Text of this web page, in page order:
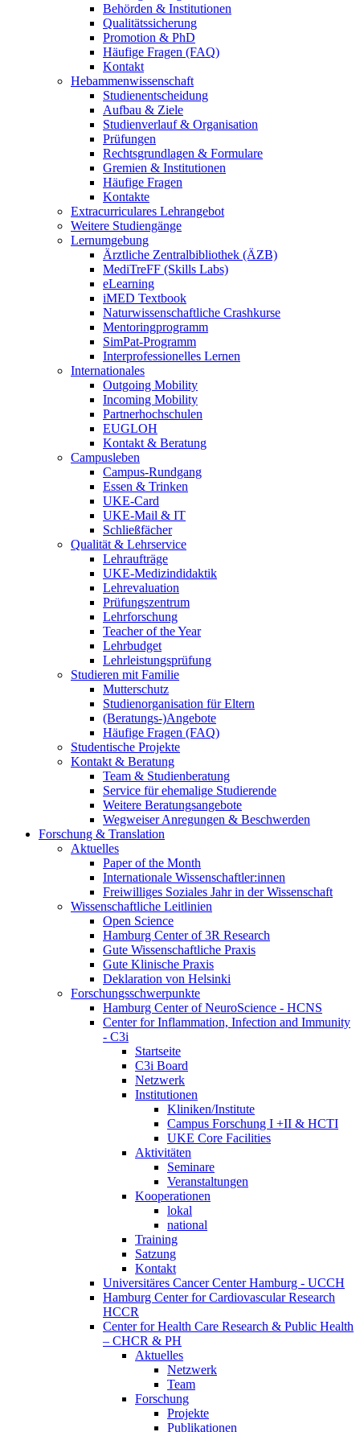
Behörden & Institutionen
Qualitätssicherung
Promotion & PhD
Häufige Fragen (FAQ)
Kontakt
Hebammenwissenschaft
Studienentscheidung
Aufbau & Ziele
Studienverlauf & Organisation
Prüfungen
Rechtsgrundlagen & Formulare
Gremien & Institutionen
Häufige Fragen
Kontakte
Extracurriculares Lehrangebot
Weitere Studiengänge
Lernumgebung
Ärztliche Zentralbibliothek (ÄZB)
MediTreFF (Skills Labs)
eLearning
iMED Textbook
Naturwissenschaftliche Crashkurse
Mentoringprogramm
SimPat-Programm
Interprofessionelles Lernen
Internationales
Outgoing Mobility
Incoming Mobility
Partnerhochschulen
EUGLOH
Kontakt & Beratung
Campusleben
Campus-Rundgang
Essen & Trinken
UKE-Card
UKE-Mail & IT
Schließfächer
Qualität & Lehrservice
Lehraufträge
UKE-Medizindidaktik
Lehrevaluation
Prüfungszentrum
Lehrforschung
Teacher of the Year
Lehrbudget
Lehrleistungsprüfung
Studieren mit Familie
Mutterschutz
Studienorganisation für Eltern
(Beratungs-)Angebote
Häufige Fragen (FAQ)
Studentische Projekte
Kontakt & Beratung
Team & Studienberatung
Service für ehemalige Studierende
Weitere Beratungsangebote
Wegweiser Anregungen & Beschwerden
Forschung & Translation
Aktuelles
Paper of the Month
Internationale Wissenschaftler:innen
Freiwilliges Soziales Jahr in der Wissenschaft
Wissenschaftliche Leitlinien
Open Science
Hamburg Center of 3R Research
Gute Wissenschaftliche Praxis
Gute Klinische Praxis
Deklaration von Helsinki
Forschungsschwerpunkte
Hamburg Center of NeuroScience - HCNS
Center for Inflammation, Infection and Immunity
- C3i
Startseite
C3i Board
Netzwerk
Institutionen
Kliniken/Institute
Campus Forschung I +II & HCTI
UKE Core Facilities
Aktivitäten
Seminare
Veranstaltungen
Kooperationen
lokal
national
Training
Satzung
Kontakt
Universitäres Cancer Center Hamburg - UCCH
Hamburg Center for Cardiovascular Research
HCCR
Center for Health Care Research & Public Health
– CHCR & PH
Aktuelles
Netzwerk
Team
Forschung
Projekte
Publikationen